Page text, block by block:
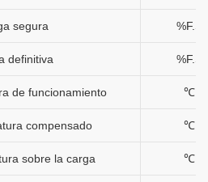
segura %F.S
definitiva %F.S
de funcionamiento ℃
compensado ℃
sobre la carga ℃